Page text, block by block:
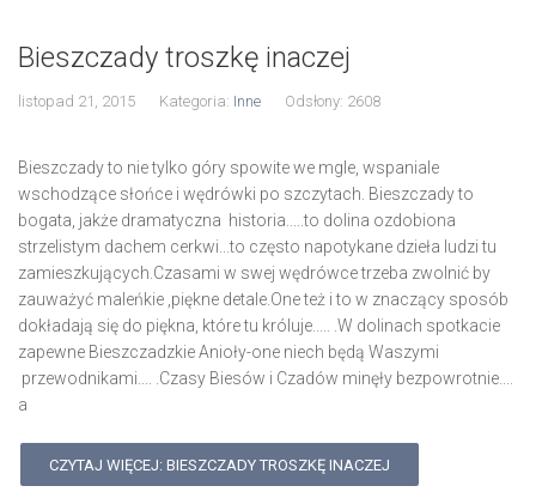
Bieszczady troszkę inaczej
listopad 21, 2015 Kategoria: Inne Odsłony: 2608
Bieszczady to nie tylko góry spowite we mgle, wspaniale
wschodzące słońce i wędrówki po szczytach. Bieszczady to
bogata, jakże dramatyczna historia.....to dolina ozdobiona
strzelistym dachem cerkwi...to często napotykane dzieła ludzi tu
zamieszkujących.Czasami w swej wędrówce trzeba zwolnić by
zauważyć maleńkie ,piękne detale.One też i to w znaczący sposób
dokładają się do piękna, które tu króluje..... .W dolinach spotkacie
zapewne Bieszczadzkie Anioły-one niech będą Waszymi
przewodnikami.... .Czasy Biesów i Czadów minęły bezpowrotnie....
a
CZYTAJ WIĘCEJ: BIESZCZADY TROSZKĘ INACZEJ